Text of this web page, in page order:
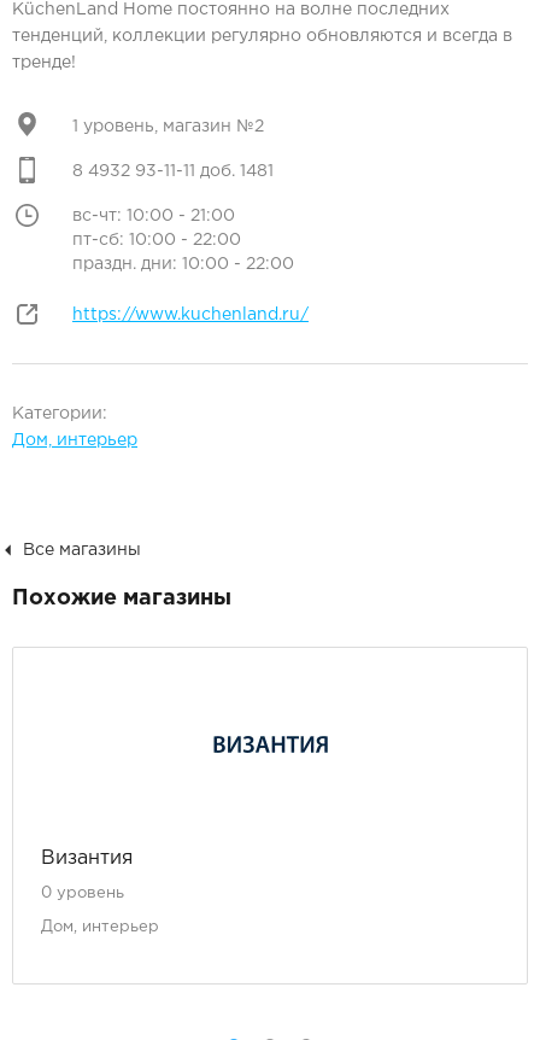
KüchenLand Home постоянно на волне последних
тенденций, коллекции регулярно обновляются и всегда в
тренде!
1 уровень, магазин №2
8 4932 93-11-11 доб. 1481
вс-чт: 10:00 - 21:00
пт-сб: 10:00 - 22:00
праздн. дни: 10:00 - 22:00
https://www.kuchenland.ru/
Категории:
Дом, интерьер
Все магазины
Похожие магазины
Византия
0 уровень
Дом, интерьер